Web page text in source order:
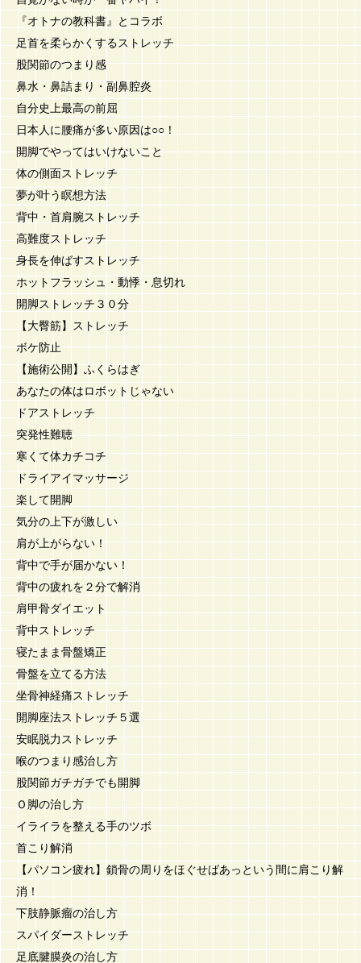
『オトナの教科書』とコラボ
足首を柔らかくするストレッチ
股関節のつまり感
鼻水・鼻詰まり・副鼻腔炎
自分史上最高の前屈
日本人に腰痛が多い原因は○○！
開脚でやってはいけないこと
体の側面ストレッチ
夢が叶う瞑想方法
背中・首肩腕ストレッチ
高難度ストレッチ
身長を伸ばすストレッチ
ホットフラッシュ・動悸・息切れ
開脚ストレッチ３０分
【大臀筋】ストレッチ
ボケ防止
【施術公開】ふくらはぎ
あなたの体はロボットじゃない
ドアストレッチ
突発性難聴
寒くて体カチコチ
ドライアイマッサージ
楽して開脚
気分の上下が激しい
肩が上がらない！
背中で手が届かない！
背中の疲れを２分で解消
肩甲骨ダイエット
背中ストレッチ
寝たまま骨盤矯正
骨盤を立てる方法
坐骨神経痛ストレッチ
開脚座法ストレッチ５選
安眠脱力ストレッチ
喉のつまり感治し方
股関節ガチガチでも開脚
Ｏ脚の治し方
イライラを整える手のツボ
首こり解消
【パソコン疲れ】鎖骨の周りをほぐせばあっという間に肩こり解
消！
下肢静脈瘤の治し方
スパイダーストレッチ
足底腱膜炎の治し方